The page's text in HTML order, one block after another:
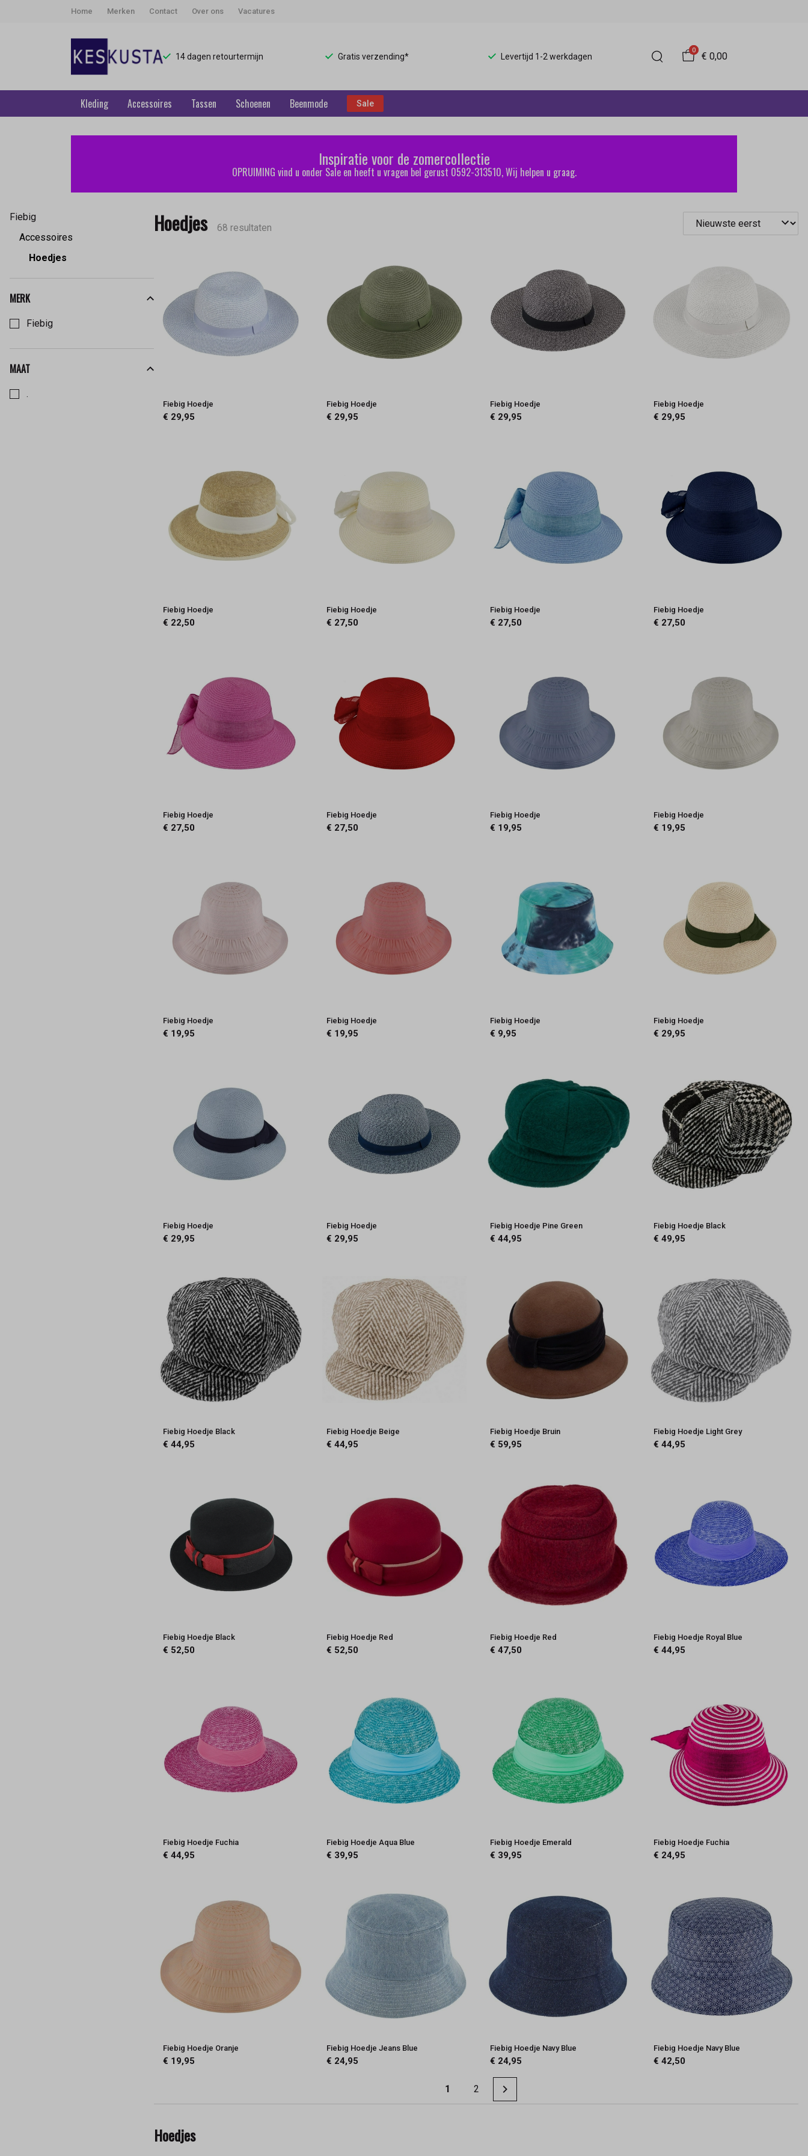
Home Merken Contact Over ons Vacatures
14 dagen retourtermijn Gratis verzending* Levertijd 1-2 werkdagen
0
€ 0,00
Kleding Accessoires Tassen Schoenen Beenmode Sale
Hoedjes
Keskusta
Inspiratie voor de zomercollectie
OPRUIMING vind u onder Sale en heeft u vragen bel gerust 0592-313510, Wij helpen u graag.
Fiebig
Accessoires
Hoedjes
MERK
Fiebig
MAAT
.
Hoedjes 68 resultaten
Fiebig Hoedje
€ 29,95
Fiebig Hoedje
€ 29,95
Fiebig Hoedje
€ 29,95
Fiebig Hoedje
€ 29,95
Fiebig Hoedje
€ 22,50
Fiebig Hoedje
€ 27,50
Fiebig Hoedje
€ 27,50
Fiebig Hoedje
€ 27,50
Fiebig Hoedje
€ 27,50
Fiebig Hoedje
€ 27,50
Fiebig Hoedje
€ 19,95
Fiebig Hoedje
€ 19,95
Fiebig Hoedje
€ 19,95
Fiebig Hoedje
€ 19,95
Fiebig Hoedje
€ 9,95
Fiebig Hoedje
€ 29,95
Fiebig Hoedje
€ 29,95
Fiebig Hoedje
€ 29,95
Fiebig Hoedje Pine Green
€ 44,95
Fiebig Hoedje Black
€ 49,95
Fiebig Hoedje Black
€ 44,95
Fiebig Hoedje Beige
€ 44,95
Fiebig Hoedje Bruin
€ 59,95
Fiebig Hoedje Light Grey
€ 44,95
Fiebig Hoedje Black
€ 52,50
Fiebig Hoedje Red
€ 52,50
Fiebig Hoedje Red
€ 47,50
Fiebig Hoedje Royal Blue
€ 44,95
Fiebig Hoedje Fuchia
€ 44,95
Fiebig Hoedje Aqua Blue
€ 39,95
Fiebig Hoedje Emerald
€ 39,95
Fiebig Hoedje Fuchia
€ 24,95
Fiebig Hoedje Oranje
€ 19,95
Fiebig Hoedje Jeans Blue
€ 24,95
Fiebig Hoedje Navy Blue
€ 24,95
Fiebig Hoedje Navy Blue
€ 42,50
1 2
Hoedjes